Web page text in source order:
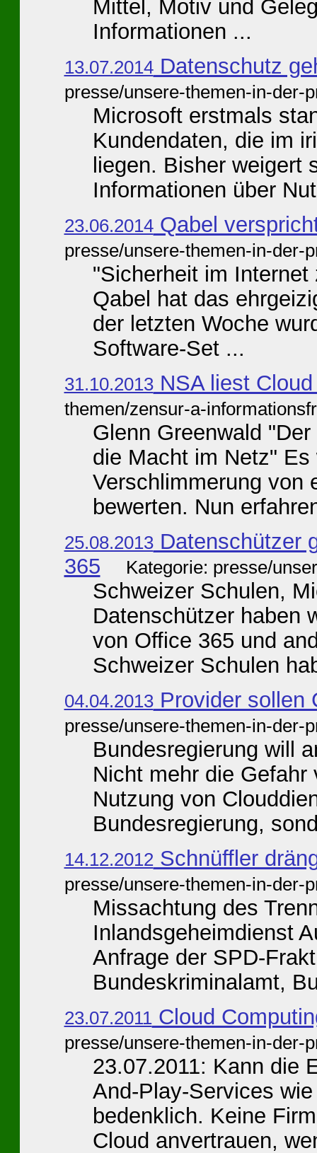
Mittel, Motiv und
Informationen ...
13.07.2014Datenschutz
presse/unsere-themen-in-der-
Microsoft erstmals
Kundendaten, die im
liegen. Bisher weigert
Informationen über
23.06.2014Qabel
presse/unsere-themen-in-der-
"Sicherheit im
Qabel hat das
der letzten Woche
Software-Set ...
31.10.2013NSA liest Cloud
themen/zensur-a-
Glenn Greenwald
die Macht im Netz"
Verschlimmerung von
bewerten. Nun
25.08.2013Datenschützer
365
Kategorie: presse/
Schweizer Schulen,
Datenschützer haben
von Office 365 und
Schweizer Schulen
04.04.2013Provider sollen
presse/unsere-themen-in-der-
Bundesregierung will
Nicht mehr die
Nutzung von
Bundesregierung,
14.12.2012 Schnüffler
presse/unsere-themen-in-der-
Missachtung des
Inlandsgeheimdienst
Anfrage der SPD-
Bundeskriminalamt,
23.07.2011 Cloud
presse/unsere-themen-in-der-
23.07.2011: Kann die
And-Play-Services
bedenklich. Keine
Cloud anvertrauen,